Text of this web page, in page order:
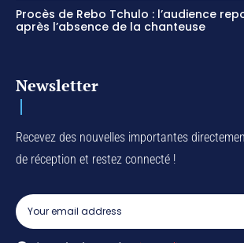
Procès de Rebo Tchulo : l’audience
après l’absence de la chanteuse
Newsletter
Recevez des nouvelles importantes
de réception et restez connecté !